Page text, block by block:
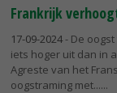
Frankrijk
17-09-2024- De
iets hoger uit dan in
Agreste van het
oogstraming met...